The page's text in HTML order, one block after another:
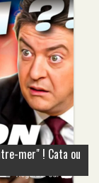
mer" ! Cata ou